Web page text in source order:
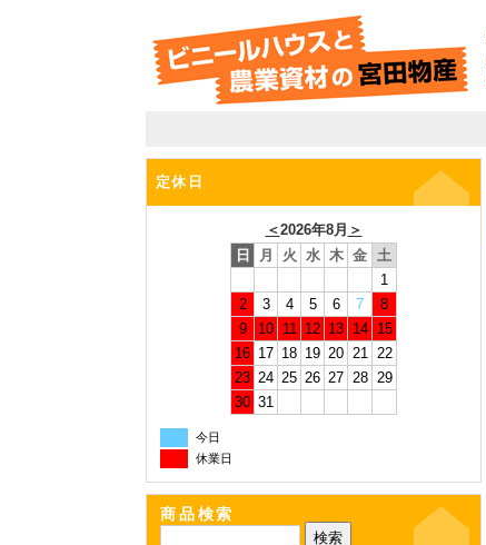
定休日
＜2026年8月 ＞
日
月 火 水 木 金 土
1
2
3 4 5 6 7
8
9
10 11 12 13 14
15
16 17 18 19 20 21 22
23 24 25 26 27 28 29
30 31
今日
休業日
商品検索